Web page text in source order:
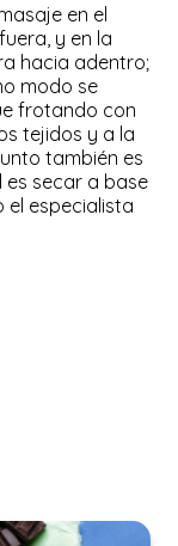
en el
y en la
hacia adentro;
modo se
frotando con
tejidos y a la
también es
es secar a base
el especialista